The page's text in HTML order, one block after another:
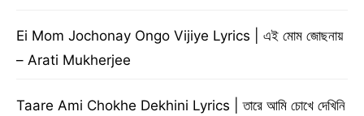
Ei Mom Jochonay Ongo Vijiye Lyrics | এই মোম জোছনায়
– Arati Mukherjee
Taare Ami Chokhe Dekhini Lyrics | তারে আমি চোখে দেখিনি